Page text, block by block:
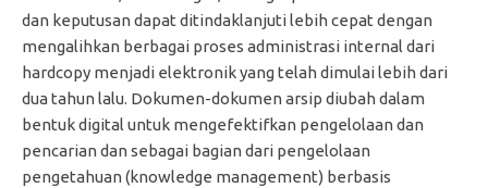
dan keputusan dapat ditindaklanjuti lebih cepat dengan
mengalihkan berbagai proses administrasi internal dari
hardcopy menjadi elektronik yang telah dimulai lebih dari
dua tahun lalu. Dokumen-dokumen arsip diubah dalam
bentuk digital untuk mengefektifkan pengelolaan dan
pencarian dan sebagai bagian dari pengelolaan
pengetahuan (knowledge management) berbasis